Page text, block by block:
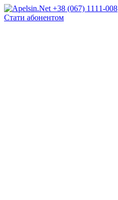
+38 (067) 1111-008
Стати абонентом